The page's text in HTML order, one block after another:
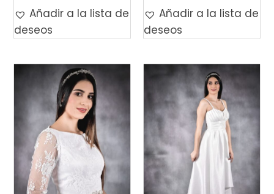
Añadir a la lista de
deseos
Añadir a la lista de
deseos